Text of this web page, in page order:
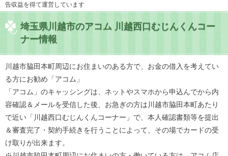
告収益を得て運営しています
埼玉県川越市のアコム 川越西口むじんくんコー
ナー情報
川越市脇田本町周辺にお住まいのある方で、お金の借入を考えてい
る方にお勧め「アコム」
「アコム」のキャッシングは、ネットやスマホから申込んでから内
容確認＆メールを受信した後、お急ぎの方は川越市脇田本町あたり
で近い「川越西口むじんくんコーナー」で、本人確認書類等を提出
＆審査完了・契約手続きを行うことによって、その場でカードの受
け取りが出来ます。